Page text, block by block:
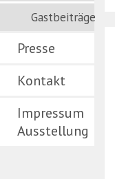
Gastbeiträge
Presse
Kontakt
Impressum
Ausstellung